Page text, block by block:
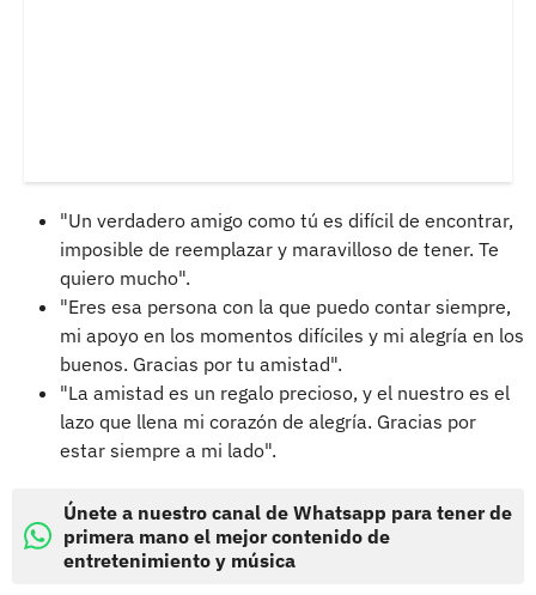
"Un verdadero amigo como tú es difícil de encontrar,
imposible de reemplazar y maravilloso de tener. Te
quiero mucho".
"Eres esa persona con la que puedo contar siempre,
mi apoyo en los momentos difíciles y mi alegría en los
buenos. Gracias por tu amistad".
"La amistad es un regalo precioso, y el nuestro es el
lazo que llena mi corazón de alegría. Gracias por
estar siempre a mi lado".
Únete a nuestro canal de Whatsapp para tener de
primera mano el mejor contenido de
entretenimiento y música